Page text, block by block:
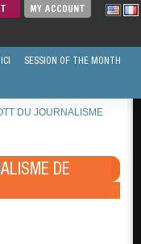
MY ACCOUNT
SESSION OF THE MONTH
DU JOURNALISME
DE